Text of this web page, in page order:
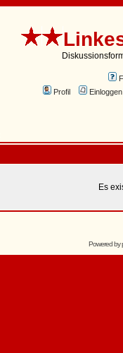
Profil
Es
Powered by